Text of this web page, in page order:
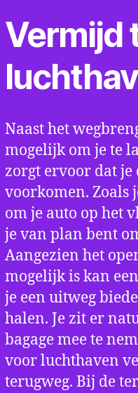
Vermijd
Naast het
mogelijk om je te
zorgt ervoor dat je
voorkomen. Zoals
om je auto op het
je van plan bent
Aangezien het
mogelijk is kan
je een uitweg
halen. Je zit er
bagage mee te
voor luchthaven
terugweg. Bij de